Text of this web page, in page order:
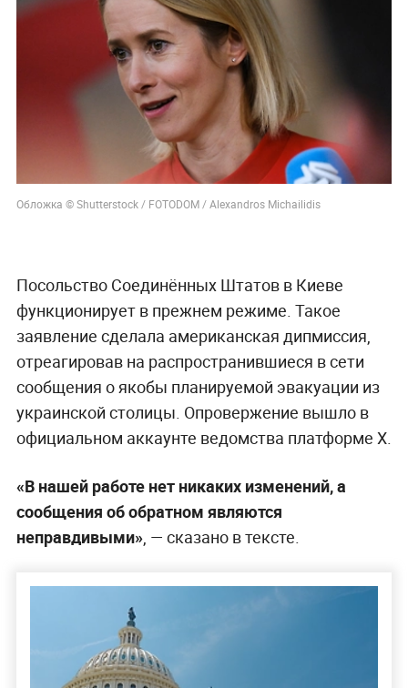
Обложка © Shutterstock / FOTODOM / Alexandros Michailidis
Посольство Соединённых Штатов в Киеве
функционирует в прежнем режиме. Такое
заявление сделала американская дипмиссия,
отреагировав на распространившиеся в сети
сообщения о якобы планируемой эвакуации из
украинской столицы. Опровержение вышло в
официальном аккаунте ведомства платформе X.
«В нашей работе нет никаких изменений, а
сообщения об обратном являются
неправдивыми», — сказано в тексте.